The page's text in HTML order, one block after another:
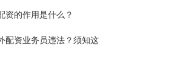
资的作用是什么？
配资业务员违法？须知这